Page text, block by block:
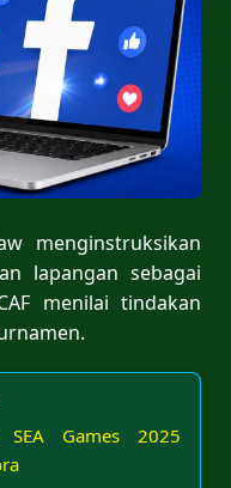
menginstruksikan
lapangan sebagai
menilai tindakan
Games 2025